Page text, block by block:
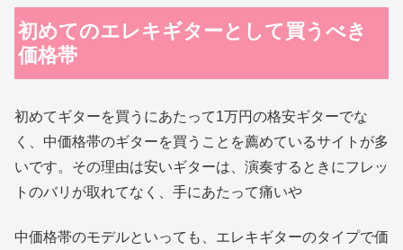
初めてのエレキギターとして買うべき
価格帯
初めてギターを買うにあたって1万円の格安ギターでな
く、中価格帯のギターを買うことを薦めているサイトが多
いです。その理由は安いギターは、演奏するときにフレッ
トのバリが取れてなく、手にあたって痛いや
中価格帯のモデルといっても、エレキギターのタイプで価